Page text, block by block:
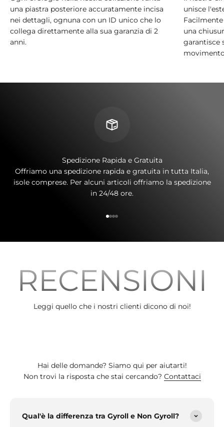
una piastra posteriore accuratamente incisa
nei dettagli, ognuna con un ID unico che lo
collega direttamente alla sua garanzia di 2
anni.
unisce
una
garantisce
Spedizione Rapida e Gratuita
Offriamo una spedizione rapida e gratuita in tutta Italia,
isole comprese. Per alcuni articoli offriamo la spedizione
in 24/48 ore.
RECENSIONI
Leggi quello che i nostri clienti dicono di noi!
Hai delle domande? Siamo qui per aiutarti!
Non trovi la risposta che stai cercando? Contattaci
Qual'è la differenza tra Gyroll e Non Gyroll?